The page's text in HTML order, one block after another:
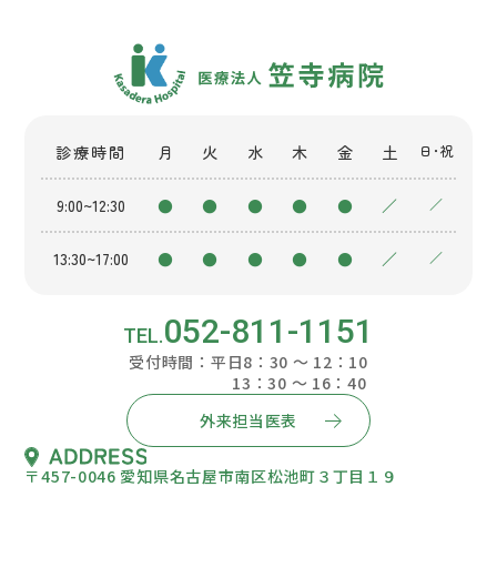
診療時間 月 火 水 木 金 土 日・祝
9:00~12:30 ● ● ● ● ● ／ ／
13:30~17:00 ● ● ● ● ● ／ ／
052-811-1151
受付時間：平日8：30 ～ 12：10
13：30 ～ 16：40
外来担当医表
〒457-0046 愛知県名古屋市南区松池町３丁目１９